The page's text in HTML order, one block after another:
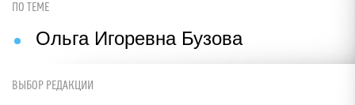
ПО ТЕМЕ
Ольга Игоревна Бузова
ВЫБОР РЕДАКЦИИ